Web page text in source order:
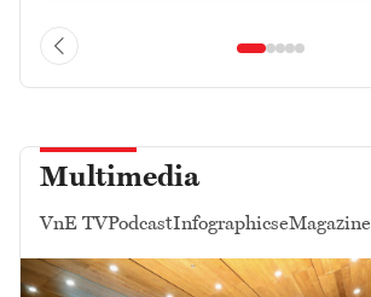
Multimedia
VnE TVPodcastInfographicseMagazine